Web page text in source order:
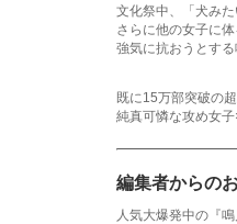
文化祭中、「犬み
さらに他の女子に
強気に抗おうとす
既に15万部突破の
純真可憐な攻め女
編集者からの
人気大爆発中の『